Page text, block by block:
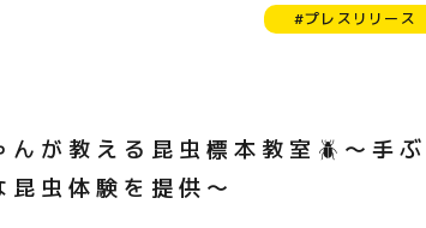
#プレスリリース
が教える昆虫標本教室🪲〜手ぶ
虫体験を提供〜